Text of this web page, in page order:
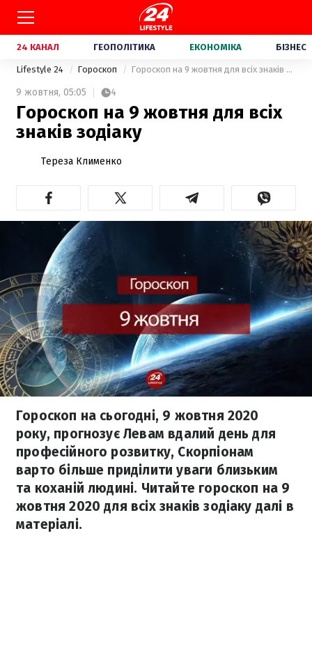
24 КАНАЛ ГЕОПОЛІТИКА ЕКОНОМІКА БІЗНЕС
Lifestyle 24 Гороскоп Гороскоп на 9 жовтня для всіх знаків зодіаку
9 жовтня, 05:05 4
Гороскоп на 9 жовтня для всіх
знаків зодіаку
Тереза Клименко
Гороскоп на сьогодні, 9 жовтня 2020
року, прогнозує Левам вдалий день для
професійного розвитку, Скорпіонам
варто більше приділити уваги близьким
та коханій людині. Читайте гороскоп на 9
жовтня 2020 для всіх знаків зодіаку далі в
матеріалі.